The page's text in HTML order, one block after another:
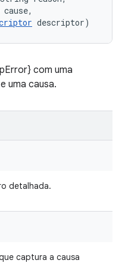
cause,
descriptor)
com uma
uma causa.
detalhada.
captura a causa